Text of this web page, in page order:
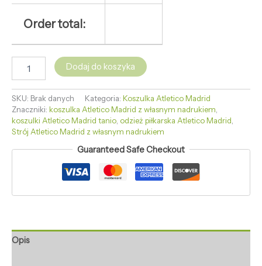
Order total:
Dodaj do koszyka
SKU: Brak danych Kategoria: Koszulka Atletico Madrid
Znaczniki: koszulka Atletico Madrid z własnym nadrukiem,
koszulki Atletico Madrid tanio, odzież piłkarska Atletico Madrid,
Strój Atletico Madrid z własnym nadrukiem
Guaranteed Safe Checkout
Opis